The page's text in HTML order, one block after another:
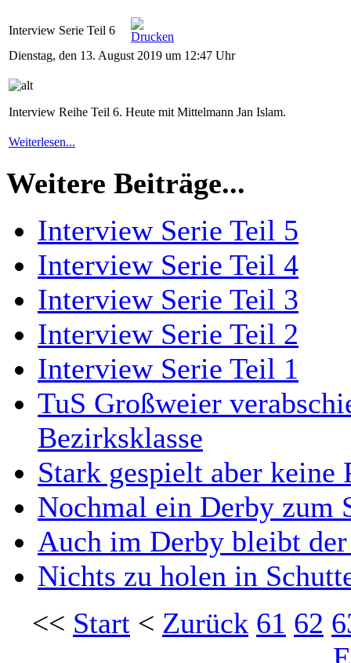
Interview Serie Teil 6
Dienstag, den 13. August 2019 um 12:47 Uhr
Interview Reihe Teil 6. Heute mit Mittelmann Jan Islam.
Weiterlesen...
Weitere Beiträge...
Interview Serie Teil 5
Interview Serie Teil 4
Interview Serie Teil 3
Interview Serie Teil 2
Interview Serie Teil 1
TuS Großweier
Bezirksklasse
Stark gespielt aber keine
Nochmal ein Derby zum
Auch im Derby bleibt der
Nichts zu holen in
<< Start < Zurück 61 62